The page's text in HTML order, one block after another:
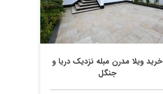
خرید ویلا مدرن مبله نزدیک دریا و
جنگل